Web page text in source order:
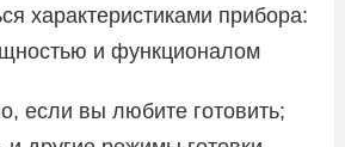
характеристиками прибора:
и функционалом
если вы любите готовить;